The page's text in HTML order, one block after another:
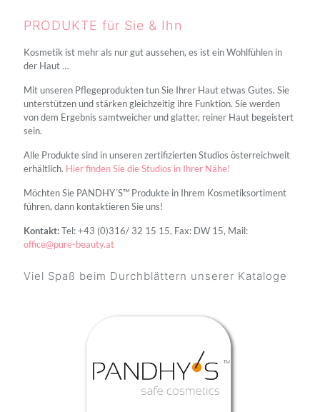
PRODUKTE für Sie & Ihn
Kosmetik ist mehr als nur gut aussehen, es ist ein Wohlfühlen in
der Haut …
Mit unseren Pflegeprodukten tun Sie Ihrer Haut etwas Gutes. Sie
unterstützen und stärken gleichzeitig ihre Funktion. Sie werden
von dem Ergebnis samtweicher und glatter, reiner Haut begeistert
sein.
Alle Produkte sind in unseren zertifizierten Studios österreichweit
erhältlich. Hier finden Sie die Studios in Ihrer Nähe!
Möchten Sie PANDHY´S™ Produkte in Ihrem Kosmetiksortiment
führen, dann kontaktieren Sie uns!
Kontakt:Tel: +43 (0)316/ 32 15 15, Fax: DW 15, Mail:
office@pure-beauty.at
Viel Spaß beim Durchblättern unserer Kataloge